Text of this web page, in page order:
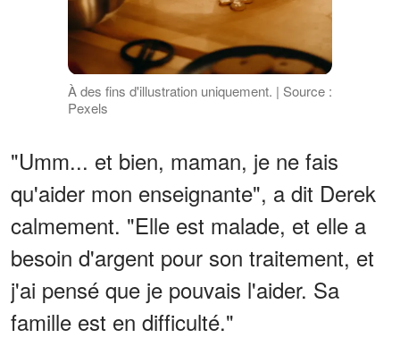
À des fins d'illustration uniquement. | Source :
Pexels
"Umm... et bien, maman, je ne fais
qu'aider mon enseignante", a dit Derek
calmement. "Elle est malade, et elle a
besoin d'argent pour son traitement, et
j'ai pensé que je pouvais l'aider. Sa
famille est en difficulté."